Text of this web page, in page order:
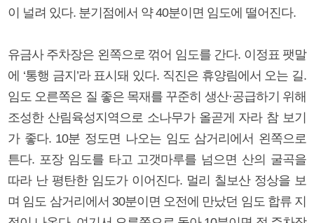
이 널려 있다. 분기점에서 약 40분이면 임도에 떨어진다.
유금사 주차장은 왼쪽으로 꺾어 임도를 간다. 이정표 팻말
에 ‘통행 금지’라 표시돼 있다. 직진은 휴양림에서 오는 길.
임도 오른쪽은 질 좋은 목재를 꾸준히 생산·공급하기 위해
조성한 산림육성지역으로 소나무가 올곧게 자라 참 보기
가 좋다. 10분 정도면 나오는 임도 삼거리에서 왼쪽으로
튼다. 포장 임도를 타고 고갯마루를 넘으면 산의 굴곡을
따라 난 평탄한 임도가 이어진다. 멀리 칠보산 정상을 보
며 임도 삼거리에서 30분이면 오전에 만났던 임도 합류 지